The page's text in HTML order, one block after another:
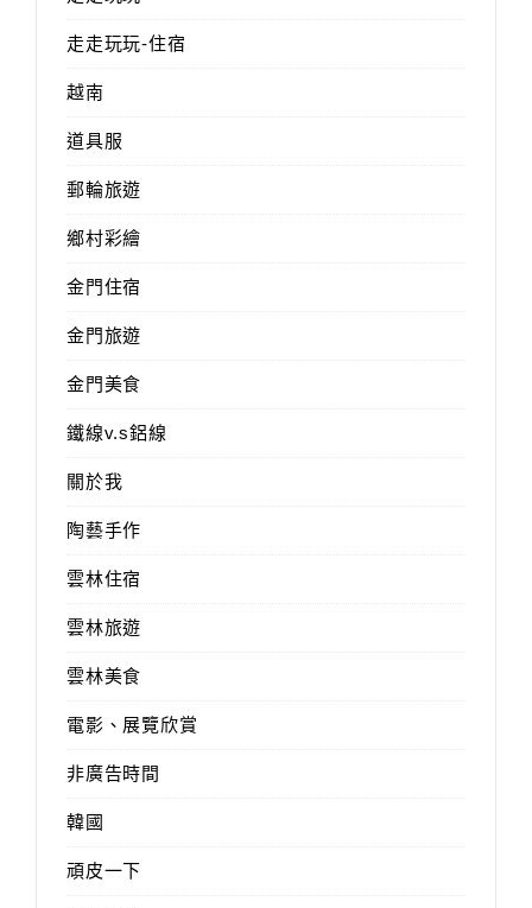
走走玩玩-住宿
越南
道具服
郵輪旅遊
鄉村彩繪
金門住宿
金門旅遊
金門美食
鐵線v.s鋁線
關於我
陶藝手作
雲林住宿
雲林旅遊
雲林美食
電影、展覽欣賞
非廣告時間
韓國
頑皮一下